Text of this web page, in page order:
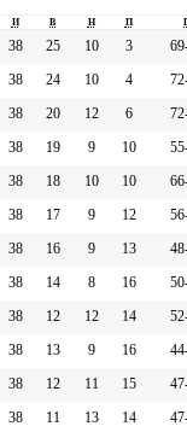
И В Н П
38 25 10 3
38 24 10 4
38 20 12 6
38 19 9 10
38 18 10 10
38 17 9 12
38 16 9 13
38 14 8 16
38 12 12 14
38 13 9 16
38 12 11 15
38 11 13 14